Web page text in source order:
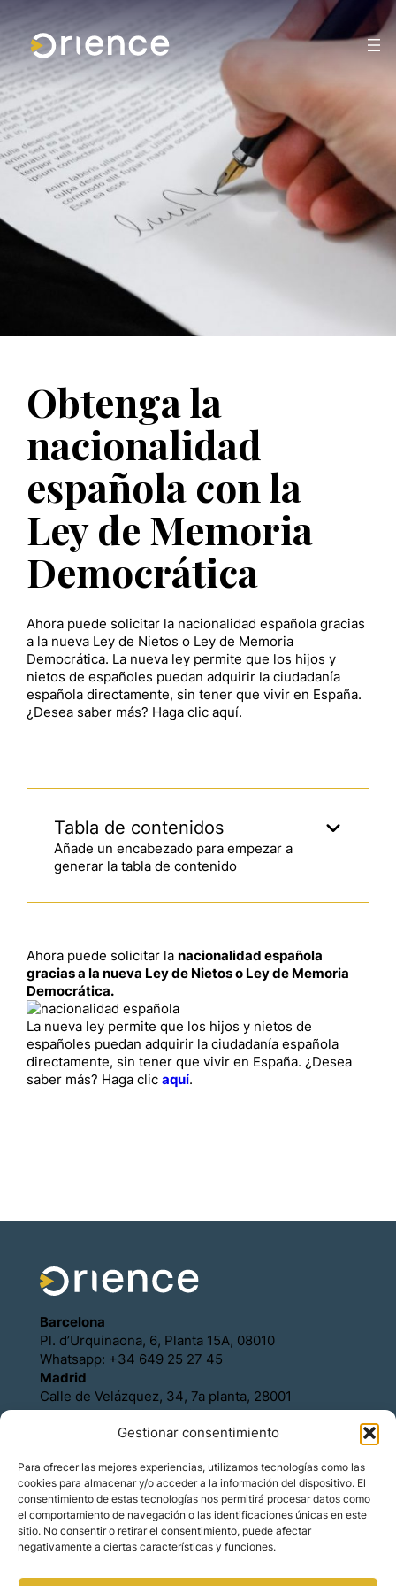
Gestionar consentimiento
Para ofrecer las mejores experiencias, utilizamos tecnologías como las
cookies para almacenar y/o acceder a la información del dispositivo. El
consentimiento de estas tecnologías nos permitirá procesar datos como
el comportamiento de navegación o las identificaciones únicas en este
sitio. No consentir o retirar el consentimiento, puede afectar
negativamente a ciertas características y funciones.
Obtenga la
nacionalidad
española con la
Ley de Memoria
Democrática
Ahora puede solicitar la nacionalidad española gracias
a la nueva Ley de Nietos o Ley de Memoria
Democrática. La nueva ley permite que los hijos y
nietos de españoles puedan adquirir la ciudadanía
española directamente, sin tener que vivir en España.
¿Desea saber más? Haga clic aquí.
Tabla de contenidos
Añade un encabezado para empezar a
generar la tabla de contenido
Ahora puede solicitar la nacionalidad española
gracias a la nueva Ley de Nietos o Ley de Memoria
Democrática.
La nueva ley permite que los hijos y nietos de
españoles puedan adquirir la ciudadanía española
directamente, sin tener que vivir en España. ¿Desea
saber más? Haga clic aquí.
Barcelona
Pl. d’Urquinaona, 6, Planta 15A, 08010
Whatsapp: +34 649 25 27 45
Madrid
Calle de Velázquez, 34, 7a planta, 28001
Whatsapp: +34 649 25 27 45
Política de Cookies
Aviso legal
Contacto
Asóciese con Orience